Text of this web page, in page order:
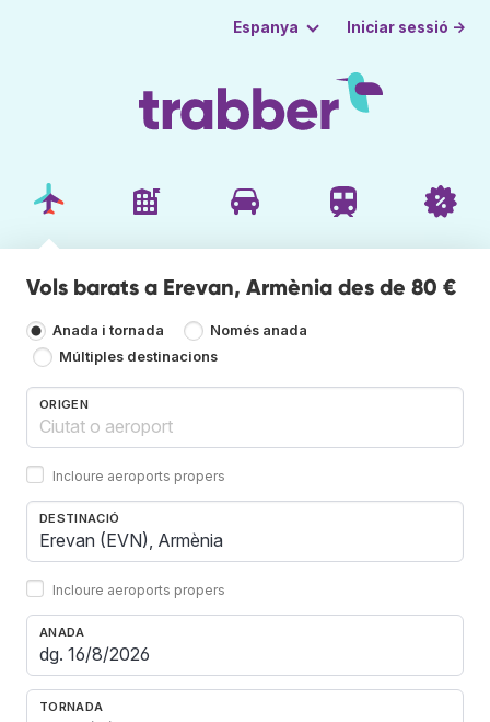
Espanya Iniciar sessió →
Vols barats a Erevan, Armènia des de 80 €
Anada i tornada
Només anada
Múltiples destinacions
ORIGEN
Incloure aeroports propers
DESTINACIÓ
Incloure aeroports propers
ANADA
TORNADA